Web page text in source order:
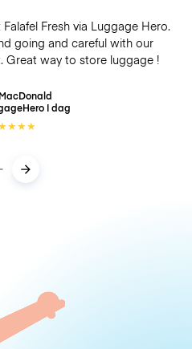
Fresh via Luggage Hero.
going and careful with our
Great way to store luggage !
I dag
★★★